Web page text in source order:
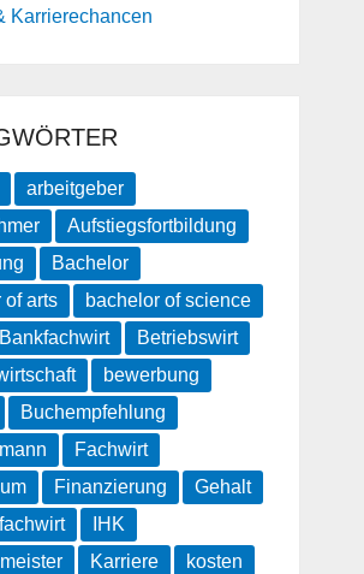
Karrierechancen
arbeitgeber
Aufstiegsfortbildung
Bachelor
of arts
bachelor of science
Bankfachwirt
Betriebswirt
bewerbung
Buchempfehlung
Fachwirt
Finanzierung
Gehalt
IHK
Karriere
kosten